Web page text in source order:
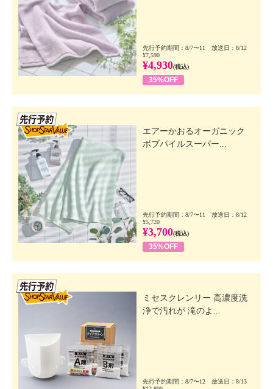
先行予約期間：8/7〜11 放送日：8/12
¥7,590
¥4,930(税込)
35%OFF
エアーかおるオーガニック
ボブパイルスーパー...
先行予約期間：8/7〜11 放送日：8/12
¥5,720
¥3,700(税込)
35%OFF
ミセスクレンリー 高濃度洗
浄で汚れが 滝のよ...
先行予約期間：8/7〜12 放送日：8/13